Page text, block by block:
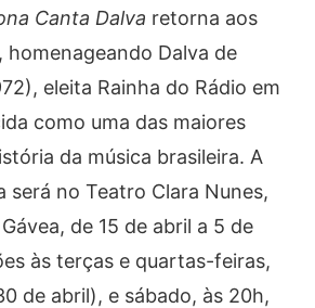
Canta Dalva retorna aos
homenageando Dalva de
eleita Rainha do Rádio em
como uma das maiores
da música brasileira. A
será no Teatro Clara Nunes,
de 15 de abril a 5 de
às terças e quartas-feiras,
de abril), e sábado, às 20h,